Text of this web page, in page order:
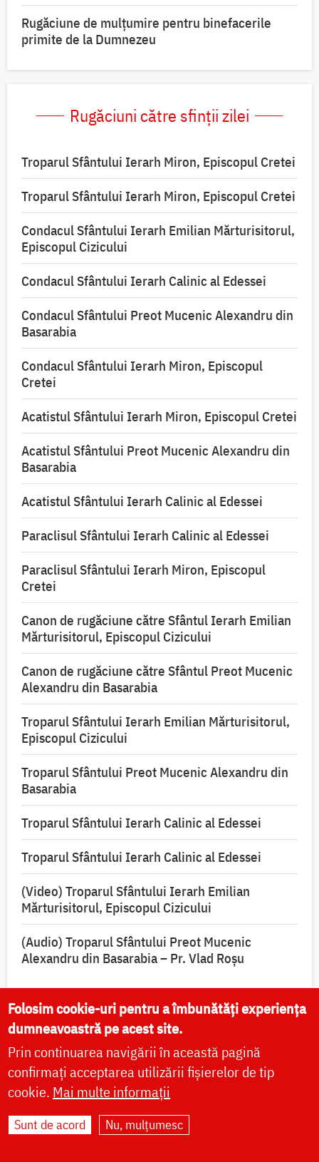
Rugăciune de mulțumire pentru binefacerile
primite de la Dumnezeu
Rugăciuni către sfinții zilei
Troparul Sfântului Ierarh Miron, Episcopul Cretei
Troparul Sfântului Ierarh Miron, Episcopul Cretei
Condacul Sfântului Ierarh Emilian Mărturisitorul,
Episcopul Cizicului
Condacul Sfântului Ierarh Calinic al Edessei
Condacul Sfântului Preot Mucenic Alexandru din
Basarabia
Condacul Sfântului Ierarh Miron, Episcopul
Cretei
Acatistul Sfântului Ierarh Miron, Episcopul Cretei
Acatistul Sfântului Preot Mucenic Alexandru din
Basarabia
Acatistul Sfântului Ierarh Calinic al Edessei
Paraclisul Sfântului Ierarh Calinic al Edessei
Paraclisul Sfântului Ierarh Miron, Episcopul
Cretei
Canon de rugăciune către Sfântul Ierarh Emilian
Mărturisitorul, Episcopul Cizicului
Canon de rugăciune către Sfântul Preot Mucenic
Alexandru din Basarabia
Troparul Sfântului Ierarh Emilian Mărturisitorul,
Episcopul Cizicului
Troparul Sfântului Preot Mucenic Alexandru din
Basarabia
Troparul Sfântului Ierarh Calinic al Edessei
Troparul Sfântului Ierarh Calinic al Edessei
(Video) Troparul Sfântului Ierarh Emilian
Mărturisitorul, Episcopul Cizicului
(Audio) Troparul Sfântului Preot Mucenic
Alexandru din Basarabia – Pr. Vlad Roșu
Rugăciuni și acatiste
Acatistul pentru vindecarea de cancer, către
icoana Maicii Domnului „Pantanassa”
Acatist către Maica Domnului, pentru izbăvirea
Folosim cookie-uri pentru a îmbunătăți experiența
dumneavoastră pe acest site.
Prin continuarea navigării în această pagină
confirmați acceptarea utilizării fișierelor de tip
cookie. Mai multe informații
Sunt de acord Nu, mulțumesc